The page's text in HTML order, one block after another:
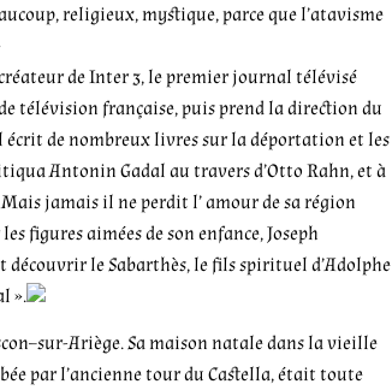
religieux, mystique, parce que l’atavisme
de Inter 3, le premier journal télévisé
télévision française, puis prend la direction du
écrit de nombreux livres sur la déportation et les
Antonin Gadal au travers d’Otto Rahn, et à
jamais il ne perdit l’ amour de sa région
figures aimées de son enfance, Joseph
le Sabarthès, le fils spirituel d’Adolphe
».
Ariège. Sa maison natale dans la vieille
par l’ancienne tour du Castella, était toute